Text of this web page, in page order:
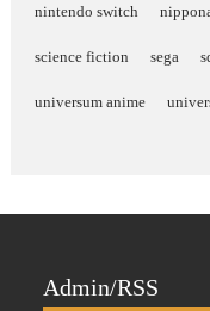
nintendo switch
science fiction sega
universum anime
Admin/RSS